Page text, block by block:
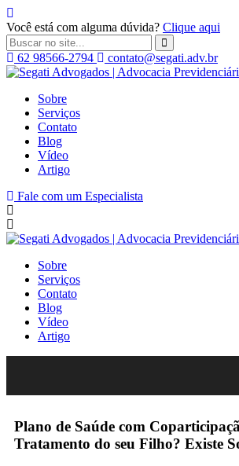
Você está com alguma dúvida? Clique aqui
62 98566-2794
contato@segati.adv.br
Sobre
Serviços
Contato
Blog
Vídeo
Artigo
Fale com um Especialista
Sobre
Serviços
Contato
Blog
Vídeo
Artigo
Plano de Saúde com
Tratamento do seu Filho? Existe